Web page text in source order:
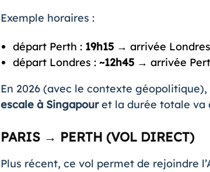
Exemple horaires :
départ Perth : 19h15 → arrivée
départ Londres : ~12h45 → arrivée
En 2026 (avec le contexte
escale à Singapouret la durée totale va
PARIS → PERTH (VOL DIRECT)
Plus récent, ce vol permet de rejoindre